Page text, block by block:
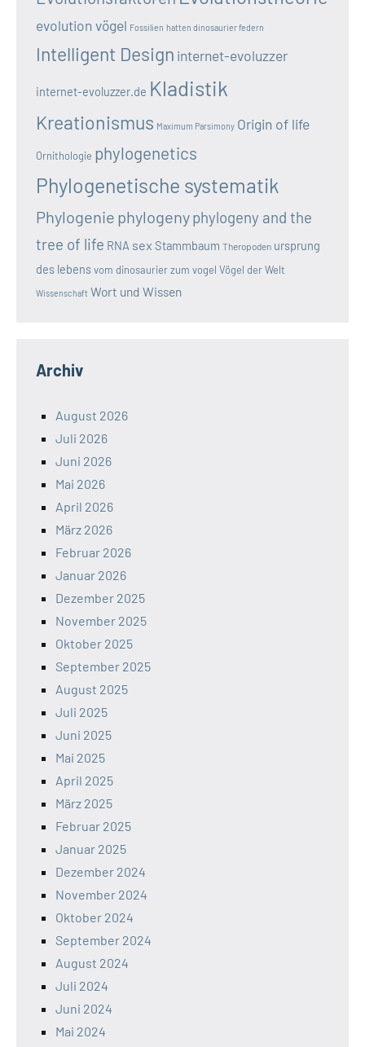
evolution vögel Fossilien hatten dinosaurier federn
Intelligent Design internet-evoluzzer
internet-evoluzzer.de Kladistik
Kreationismus Maximum Parsimony Origin of life
Ornithologie phylogenetics
Phylogenetische systematik
Phylogenie phylogenyphylogeny and the
tree of life RNA sex Stammbaum Theropoden ursprung
des lebensvom dinosaurier zum vogel Vögel der Welt
Wissenschaft Wort und Wissen
Archiv
August 2026
Juli 2026
Juni 2026
Mai 2026
April 2026
März 2026
Februar 2026
Januar 2026
Dezember 2025
November 2025
Oktober 2025
September 2025
August 2025
Juli 2025
Juni 2025
Mai 2025
April 2025
März 2025
Februar 2025
Januar 2025
Dezember 2024
November 2024
Oktober 2024
September 2024
August 2024
Juli 2024
Juni 2024
Mai 2024